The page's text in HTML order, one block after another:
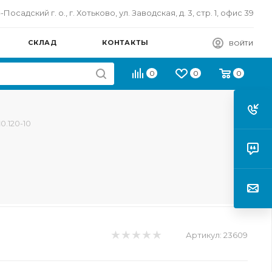
г. о., г. Хотьково, ул. Заводская, д. 3, стр. 1, офис 39
СКЛАД КОНТАКТЫ ВОЙТИ
0 0 0
10
Артикул: 23609